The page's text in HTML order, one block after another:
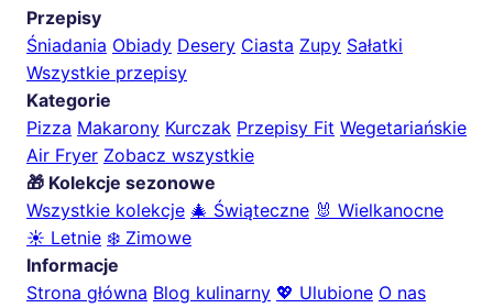
Przepisy
Śniadania Obiady Desery Ciasta Zupy Sałatki
Wszystkie przepisy
Kategorie
Pizza Makarony Kurczak Przepisy Fit Wegetariańskie
Air Fryer Zobacz wszystkie
🎁 Kolekcje sezonowe
Wszystkie kolekcje 🎄 Świąteczne 🐰 Wielkanocne
☀️ Letnie ❄️ Zimowe
Informacje
Strona główna Blog kulinarny 💖 Ulubione O nas